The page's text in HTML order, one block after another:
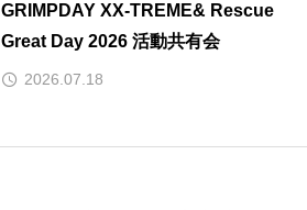
GRIMPDAY XX-TREME& Rescue
Great Day 2026 活動共有会
2026.07.18